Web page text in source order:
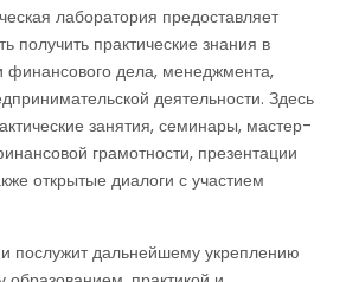
лаборатория предоставляет
получить практические знания в
финансового дела, менеджмента,
деятельности. Здесь
занятия, семинары, мастер-
грамотности, презентации
открытые диалоги с участием
послужит дальнейшему укреплению